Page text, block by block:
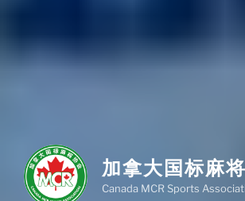
加拿大国标麻
Canada MCR Sports